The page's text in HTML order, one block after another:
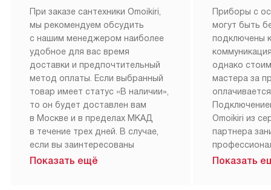
При заказе сантехники Omoikiri,
мы рекомендуем обсудить
с нашим менеджером наиболее
удобное для вас время
доставки и предпочтительный
метод оплаты. Если выбранный
товар имеет статус «В наличии»,
то он будет доставлен вам
в Москве и в пределах МКАД
в течение трех дней. В случае,
если вы заинтересованы
в товаре, который доступен
Показать ещё
Приборы с
могут быть
подключены
однако
мастера за
Omoikiri из
партнера
Наш сервис
Показать